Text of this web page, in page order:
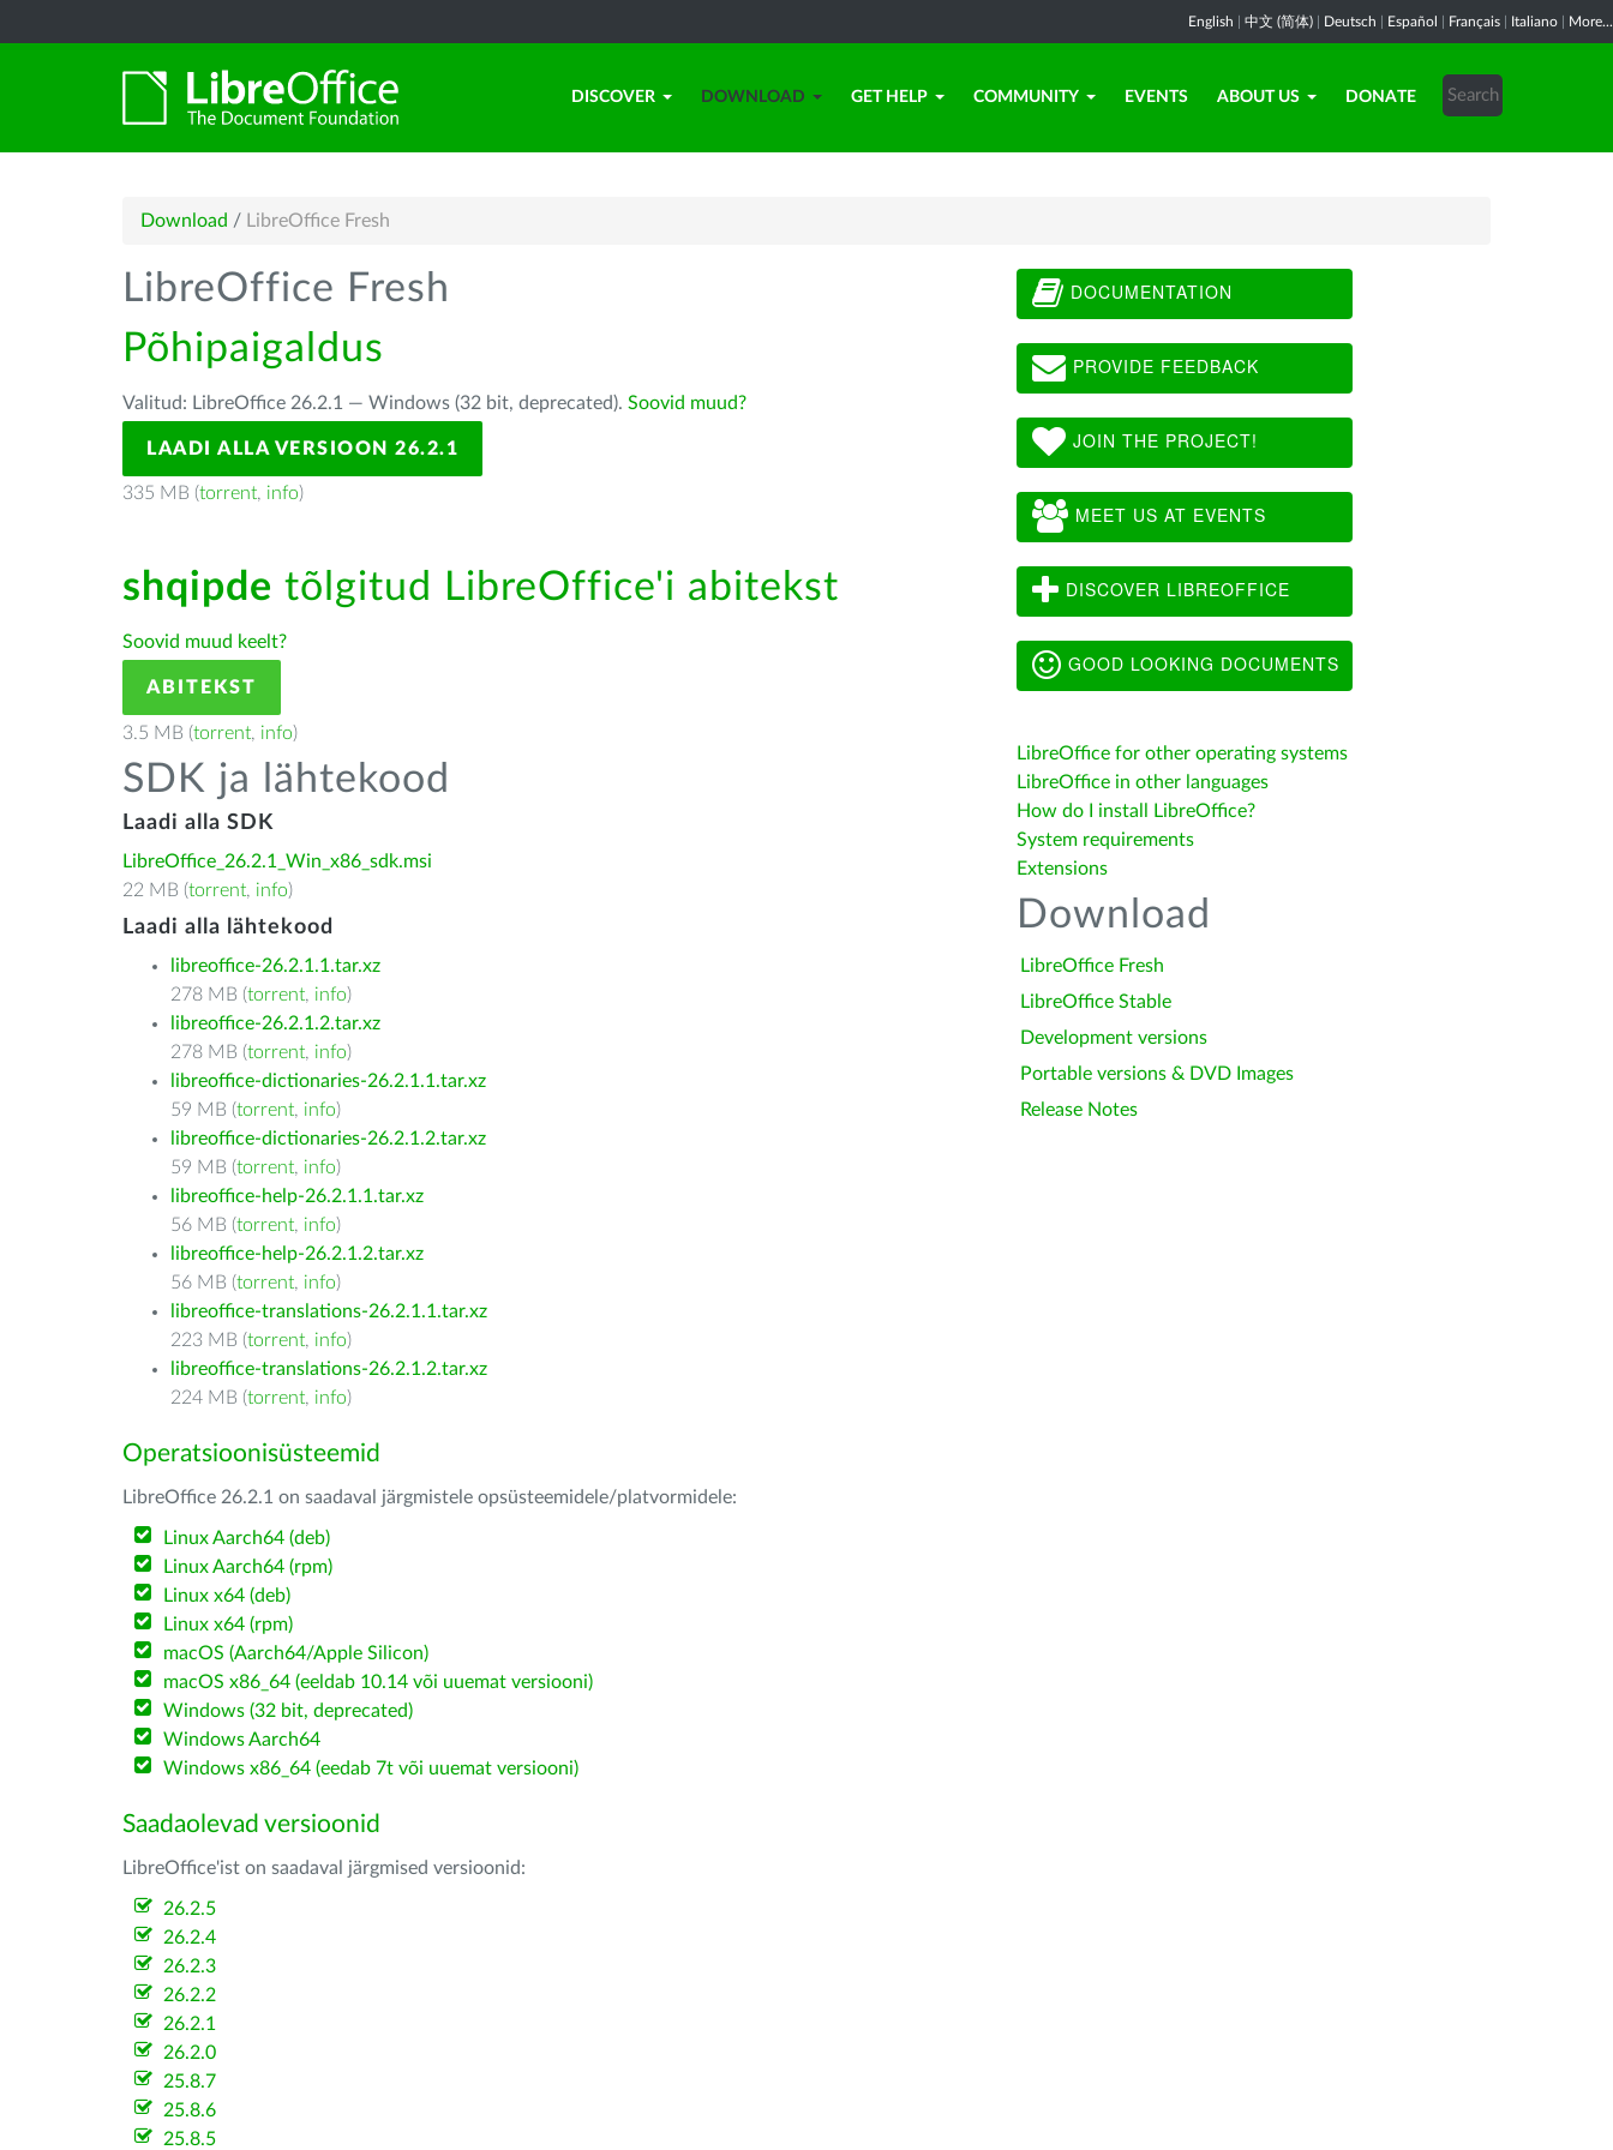
English 中文 (简体) Deutsch Español Français Italiano More...
DISCOVER DOWNLOAD GET HELP COMMUNITY EVENTS ABOUT US DONATE
Download / LibreOffice Fresh
LibreOffice Fresh
Põhipaigaldus
Valitud: LibreOffice 26.2.1 — Windows (32 bit, deprecated). Soovid muud?
LAADI ALLA VERSIOON 26.2.1
335 MB (torrent, info)
shqipde tõlgitud LibreOffice'i abitekst
Soovid muud keelt?
ABITEKST
3.5 MB (torrent, info)
SDK ja lähtekood
Laadi alla SDK
LibreOffice_26.2.1_Win_x86_sdk.msi
22 MB (torrent, info)
Laadi alla lähtekood
libreoffice-26.2.1.1.tar.xz
278 MB (torrent, info)
libreoffice-26.2.1.2.tar.xz
278 MB (torrent, info)
libreoffice-dictionaries-26.2.1.1.tar.xz
59 MB (torrent, info)
libreoffice-dictionaries-26.2.1.2.tar.xz
59 MB (torrent, info)
libreoffice-help-26.2.1.1.tar.xz
56 MB (torrent, info)
libreoffice-help-26.2.1.2.tar.xz
56 MB (torrent, info)
libreoffice-translations-26.2.1.1.tar.xz
223 MB (torrent, info)
libreoffice-translations-26.2.1.2.tar.xz
224 MB (torrent, info)
Operatsioonisüsteemid
LibreOffice 26.2.1 on saadaval järgmistele opsüsteemidele/platvormidele:
Linux Aarch64 (deb)
Linux Aarch64 (rpm)
Linux x64 (deb)
Linux x64 (rpm)
macOS (Aarch64/Apple Silicon)
macOS x86_64 (eeldab 10.14 või uuemat versiooni)
Windows (32 bit, deprecated)
Windows Aarch64
Windows x86_64 (eedab 7t või uuemat versiooni)
Saadaolevad versioonid
LibreOffice'ist on saadaval järgmised versioonid:
26.2.5
26.2.4
26.2.3
26.2.2
26.2.1
26.2.0
25.8.7
25.8.6
25.8.5
DOCUMENTATION
PROVIDE FEEDBACK
JOIN THE PROJECT!
MEET US AT EVENTS
DISCOVER LIBREOFFICE
GOOD LOOKING DOCUMENTS
LibreOffice for other operating systems
LibreOffice in other languages
How do I install LibreOffice?
System requirements
Extensions
Download
LibreOffice Fresh
LibreOffice Stable
Development versions
Portable versions & DVD Images
Release Notes